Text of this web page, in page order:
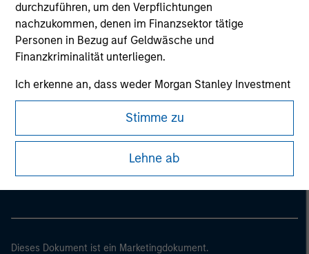
durchzuführen, um den Verpflichtungen
nachzukommen, denen im Finanzsektor tätige
Personen in Bezug auf Geldwäsche und
Finanzkriminalität unterliegen.
Ich erkenne an, dass weder Morgan Stanley Investment
Management Limited noch jedwede verbundenen
Unternehmen für Verluste haften, die direkt oder
indirekt durch eingesehene Informationen infolge
meiner falschen oder irrtümlichen Wiedergabe
entstehen. Durch die Annahme dieser Vereinbarung
habe. Sofern die vorstehende Vereinbarung korrekt ist,
klicken Sie andernfalls auf „Lehne ab“, um zur Startseite
Stimme zu
Lehne ab
Morgan Stanley
Morgan Stanley Careers
Dieses Dokument ist ein Marketingdokument.